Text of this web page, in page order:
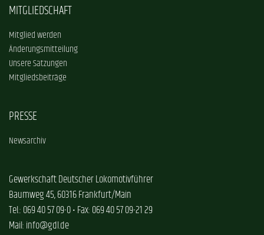
MITGLIEDSCHAFT
Mitglied werden
Änderungsmitteilung
Unsere Satzungen
Mitgliedsbeiträge
PRESSE
Newsarchiv
Gewerkschaft Deutscher Lokomotivführer
Baumweg 45, 60316 Frankfurt/Main
Tel.: 069 40 57 09-0 • Fax: 069 40 57 09-21 29
Mail: info@gdl.de